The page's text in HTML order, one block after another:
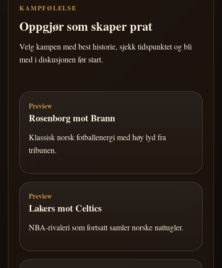
KAMPFØLELSE
Oppgjør som skaper prat
Velg kampen med best historie, sjekk tidspunktet og bli
med i diskusjonen før start.
Preview
Rosenborg mot Brann
Klassisk norsk fotballenergi med høy lyd fra
tribunen.
Preview
Lakers mot Celtics
NBA-rivaleri som fortsatt samler norske nattugler.